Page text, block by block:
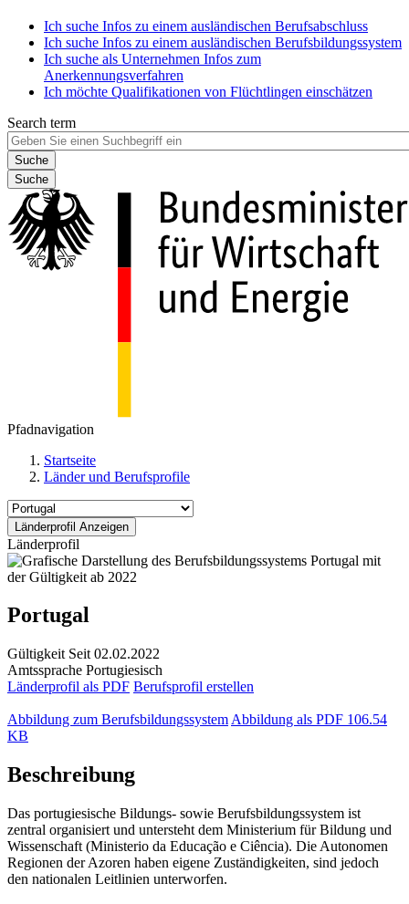
Ich suche Infos zu einem ausländischen Berufsabschluss
Ich suche Infos zu einem ausländischen Berufsbildungssystem
Ich suche als Unternehmen Infos zum
Anerkennungsverfahren
Ich möchte Qualifikationen von Flüchtlingen einschätzen
Search term
Suche
Pfadnavigation
Startseite
Länder und Berufsprofile
Länderprofil
Portugal
Gültigkeit Seit 02.02.2022
Amtssprache Portugiesisch
Länderprofil als PDF Berufsprofil erstellen
Abbildung zum Berufsbildungssystem Abbildung als PDF 106.54
KB
Beschreibung
Das portugiesische Bildungs- sowie Berufsbildungssystem ist
zentral organisiert und untersteht dem Ministerium für Bildung und
Wissenschaft (Ministerio da Educação e Ciência). Die Autonomen
Regionen der Azoren haben eigene Zuständigkeiten, sind jedoch
den nationalen Leitlinien unterworfen.